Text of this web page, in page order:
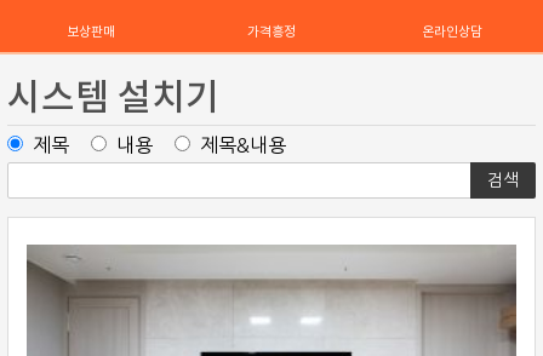
보상판매 가격흥정 온라인상담
시스템 설치기
제목 내용 제목&내용